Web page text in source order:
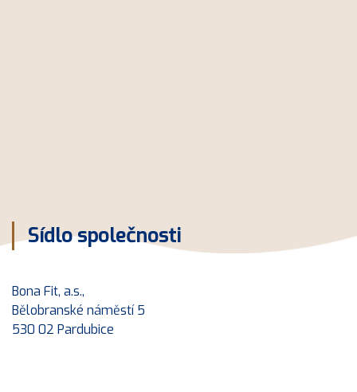
Sídlo společnosti
Bona Fit, a.s.,
Bělobranské náměstí 5
530 02 Pardubice